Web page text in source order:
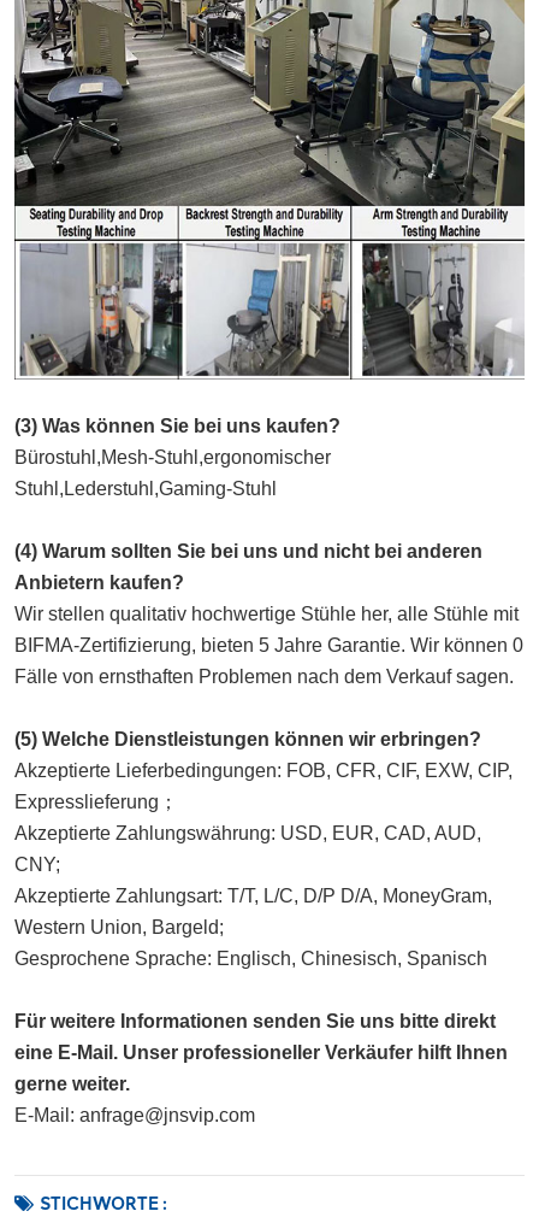
(3) Was können Sie bei uns kaufen?
Bürostuhl,Mesh-Stuhl,ergonomischer
Stuhl,Lederstuhl,Gaming-Stuhl
(4) Warum sollten Sie bei uns und nicht bei anderen
Anbietern kaufen?
Wir stellen qualitativ hochwertige Stühle her, alle Stühle mit
BIFMA-Zertifizierung, bieten 5 Jahre Garantie. Wir können 0
Fälle von ernsthaften Problemen nach dem Verkauf sagen.
(5) Welche Dienstleistungen können wir erbringen?
Akzeptierte Lieferbedingungen: FOB, CFR, CIF, EXW, CIP,
Expresslieferung；
Akzeptierte Zahlungswährung: USD, EUR, CAD, AUD,
CNY;
Akzeptierte Zahlungsart: T/T, L/C, D/P D/A, MoneyGram,
Western Union, Bargeld;
Gesprochene Sprache: Englisch, Chinesisch, Spanisch
Für weitere Informationen senden Sie uns bitte direkt
eine E-Mail. Unser professioneller Verkäufer hilft Ihnen
gerne weiter.
E-Mail: anfrage@jnsvip.com
STICHWORTE :